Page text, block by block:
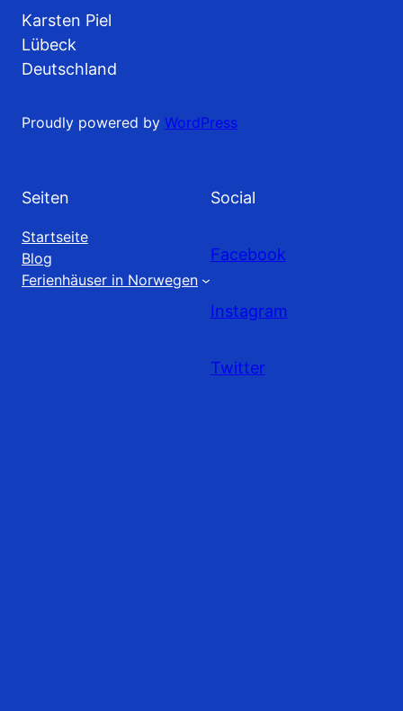
Karsten Piel
Lübeck
Deutschland
Proudly powered by WordPress
Seiten
Startseite
Blog
Ferienhäuser in Norwegen
Social
Facebook
Instagram
Twitter